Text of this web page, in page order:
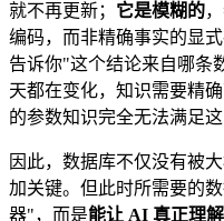
就不再更新； 它是模糊的
编码，而非精确事实的显式
告诉你"这个结论来自哪条
天都在变化，知识需要精
的参数知识完全无法满足这
因此，数据库不仅没有被
加关键。但此时所需要的
器"，而是能让 AI 真正理